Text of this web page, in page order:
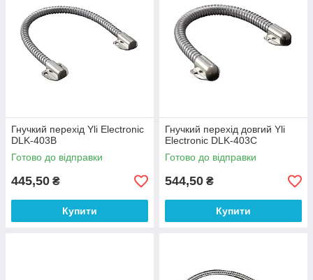
Гнучкий перехід Yli Electronic
DLK-403B
Готово до відправки
445,50 ₴
Купити
Гнучкий перехід довгий Yli
Electronic DLK-403C
Готово до відправки
544,50 ₴
Купити